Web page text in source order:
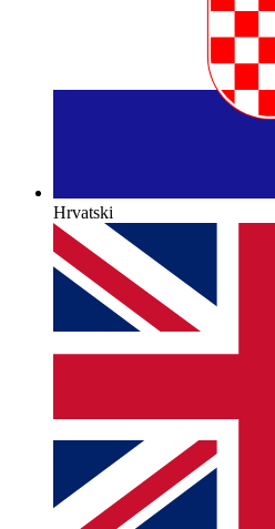
Hrvatski